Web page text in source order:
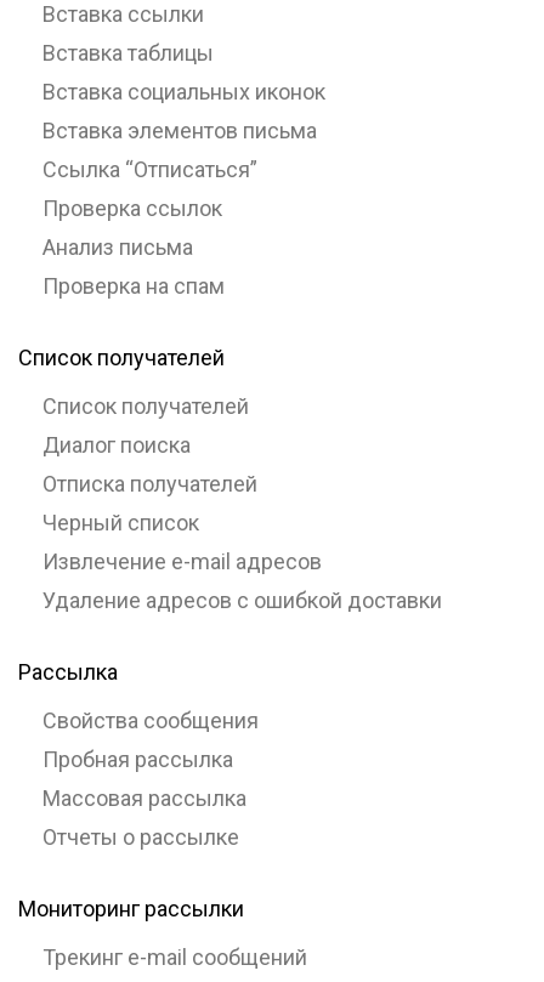
Вставка ссылки
Вставка таблицы
Вставка социальных иконок
Вставка элементов письма
Ссылка “Отписаться”
Проверка ссылок
Анализ письма
Проверка на спам
Список получателей
Список получателей
Диалог поиска
Отписка получателей
Черный список
Извлечение e-mail адресов
Удаление адресов с ошибкой доставки
Рассылка
Свойства сообщения
Пробная рассылка
Массовая рассылка
Отчеты о рассылке
Мониторинг рассылки
Трекинг e-mail сообщений